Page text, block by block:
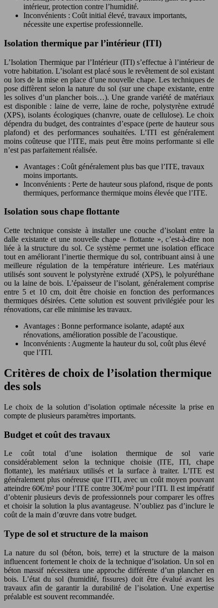
intérieur, protection contre l’humidité.
Inconvénients : Coût initial élevé, travaux importants,
nécessite une expertise professionnelle.
Isolation thermique par l’intérieur (ITI)
L’Isolation Thermique par l’Intérieur (ITI) s’effectue à l’intérieur de
votre habitation. L’isolant est placé sous le revêtement de sol existant
ou lors de la mise en place d’une nouvelle chape. Les techniques de
pose diffèrent selon la nature du sol (sur une chape existante, entre
les solives d’un plancher bois…). Une grande variété de matériaux
est disponible : laine de verre, laine de roche, polystyrène extrudé
(XPS), isolants écologiques (chanvre, ouate de cellulose). Le choix
dépendra du budget, des contraintes d’espace (perte de hauteur sous
plafond) et des performances souhaitées. L’ITI est généralement
moins coûteuse que l’ITE, mais peut être moins performante si elle
n’est pas parfaitement réalisée.
Avantages : Coût généralement plus bas que l’ITE, travaux
moins importants.
Inconvénients : Perte de hauteur sous plafond, risque de ponts
thermiques, performance thermique moins élevée que l’ITE.
Isolation sous chape flottante
Cette technique consiste à installer une couche d’isolant entre la
dalle existante et une nouvelle chape « flottante », c’est-à-dire non
liée à la structure du sol. Ce système permet une isolation efficace
tout en améliorant l’inertie thermique du sol, contribuant ainsi à une
meilleure régulation de la température intérieure. Les matériaux
utilisés sont souvent le polystyrène extrudé (XPS), le polyuréthane
ou la laine de bois. L’épaisseur de l’isolant, généralement comprise
entre 5 et 10 cm, doit être choisie en fonction des performances
thermiques désirées. Cette solution est souvent privilégiée pour les
rénovations, car elle minimise les travaux.
Avantages : Bonne performance isolante, adapté aux
rénovations, amélioration possible de l’acoustique.
Inconvénients : Augmente la hauteur du sol, coût plus élevé
que l’ITI.
Critères de choix de l’isolation thermique
des sols
Le choix de la solution d’isolation optimale nécessite la prise en
compte de plusieurs paramètres importants.
Budget et coût des travaux
Le coût total d’une isolation thermique de sol varie
considérablement selon la technique choisie (ITE, ITI, chape
flottante), les matériaux utilisés et la surface à traiter. L’ITE est
généralement plus onéreuse que l’ITI, avec un coût moyen pouvant
atteindre 60€/m² pour l’ITE contre 30€/m² pour l’ITI. Il est impératif
d’obtenir plusieurs devis de professionnels pour comparer les offres
et choisir la solution la plus avantageuse. N’oubliez pas d’inclure le
coût de la main d’œuvre dans votre budget.
Type de sol et structure de la maison
La nature du sol (béton, bois, terre) et la structure de la maison
influencent fortement le choix de la technique d’isolation. Un sol en
béton massif nécessitera une approche différente d’un plancher en
bois. L’état du sol (humidité, fissures) doit être évalué avant les
travaux afin de garantir la durabilité de l’isolation. Une expertise
préalable est souvent recommandée.